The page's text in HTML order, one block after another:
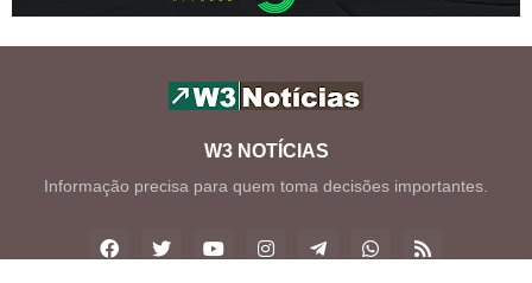
W3 NOTÍCIAS
Informação precisa para quem toma decisões importantes.